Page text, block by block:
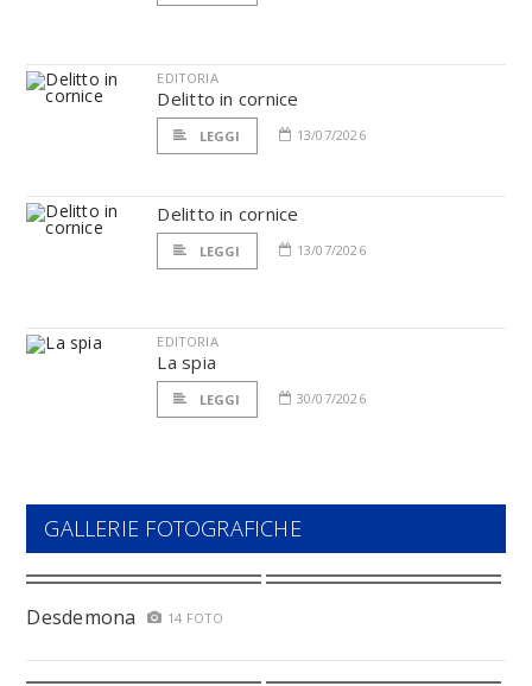
EDITORIA
Delitto in cornice
LEGGI 13/07/2026
Delitto in cornice
LEGGI 13/07/2026
EDITORIA
La spia
LEGGI 30/07/2026
GALLERIE FOTOGRAFICHE
Desdemona 14 FOTO